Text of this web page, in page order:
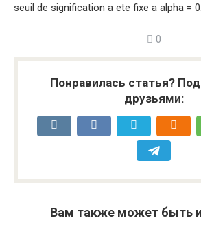
seuil de signification a ete fixe a alpha =
0
Понравилась статья?
друзьями:
Вам также может быть